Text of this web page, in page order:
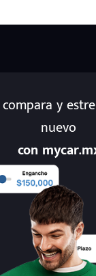
compara y
nuevo
con